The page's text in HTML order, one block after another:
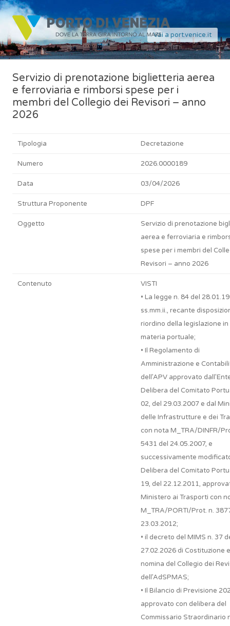
Vai a port.venice.it
Servizio di prenotazione biglietteria aerea
e ferroviaria e rimborsi spese per i
membri del Collegio dei Revisori – anno
2026
Tipologia Decretazione
Numero 2026.0000189
Data 03/04/2026
Struttura Proponente DPF
Oggetto
Servizio di prenotazione
aerea e ferroviaria e
spese per i membri del
Revisori – anno 2026
Contenuto
VISTI
• La legge n. 84 del
ss.mm.ii., recante
riordino della legislazione in
materia portuale;
• Il Regolamento di
Amministrazione e
dell’APV approvato
Delibera del Comitato
02, del 29.03.2007 e dal
delle Infrastrutture e dei
con nota M_TRA/DINFR/
5431 del 24.05.2007, e
successivamente
Delibera del Comitato
19, del 22.12.2011,
Ministero ai Trasporti con
M_TRA/PORTI/Prot. n.
23.03.2012;
• il decreto del MIMS n. 37
27.02.2026 di Costituzione e
nomina del Collegio dei
dell’AdSPMAS;
• Il Bilancio di Previsione
approvato con delibera del
Commissario Straordinario